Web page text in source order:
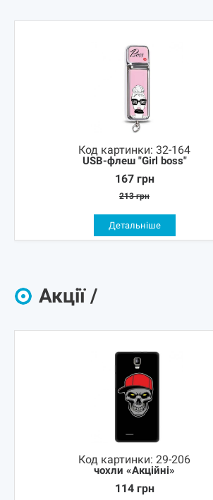
Код картинки: 32-164
USB-флеш "Girl boss"
167 грн
213 грн
Детальніше
Акції /
Код картинки: 29-206
чохли «Акційні»
114 грн